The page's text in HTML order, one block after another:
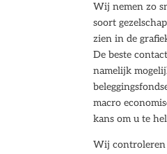
Wij nemen zo
soort
zien in de
De beste
namelijk
macro
kans om u te
Wij controleren